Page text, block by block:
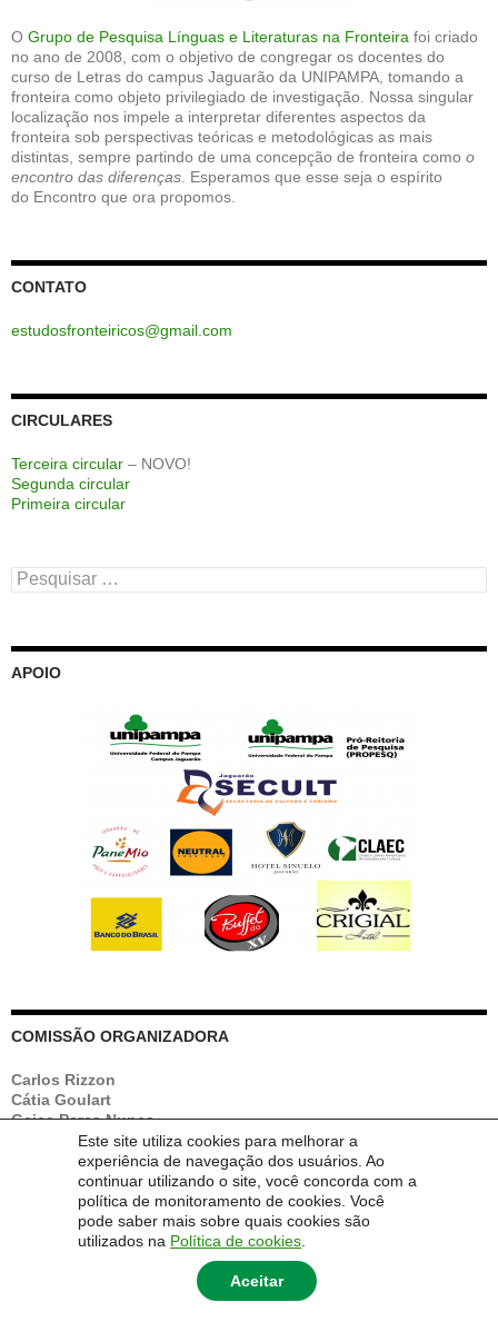
Este site utiliza cookies para melhorar a
experiência de navegação dos usuários. Ao
continuar utilizando o site, você concorda com a
política de monitoramento de cookies. Você
pode saber mais sobre quais cookies são
utilizados na Política de cookies
Aceitar
O Grupo de Pesquisa Línguas e Literaturas na Fronteira foi criado
no ano de 2008, com o objetivo de congregar os docentes do
curso de Letras do campus Jaguarão da UNIPAMPA, tomando a
fronteira como objeto privilegiado de investigação. Nossa singular
localização nos impele a interpretar diferentes aspectos da
fronteira sob perspectivas teóricas e metodológicas as mais
distintas, sempre partindo de uma concepção de fronteira como o
encontro das diferenças . Esperamos que esse seja o espírito
do Encontro que ora propomos.
CONTATO
estudosfronteiricos@gmail.com
CIRCULARES
Terceira circular – NOVO!
Segunda circular
Primeira circular
Pesquisar
por:
APOIO
COMISSÃO ORGANIZADORA
Carlos Rizzon
Cátia Goulart
Geice Peres Nunes
Giane Rodrigues dos Santos
Ida Marins
Leonor Simioni
Luís Fernando Marozo
Míriam Carniato
Vitor Schneider